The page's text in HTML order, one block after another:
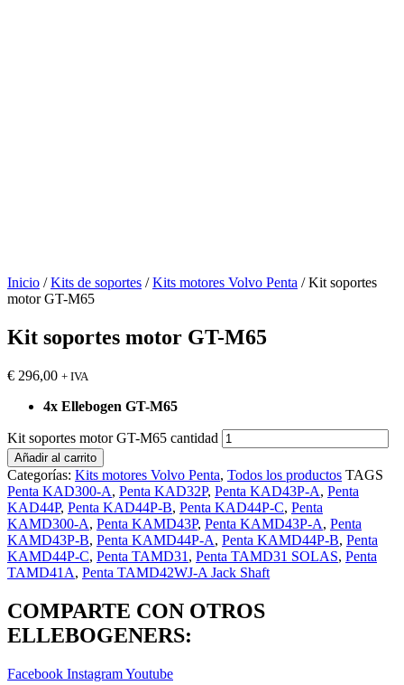
Inicio /Kits de soportes /Kits motores Volvo Penta / Kit soportes
motor GT-M65
Kit soportes motor GT-M65
€ 296,00 + IVA
4x Ellebogen GT-M65
Kit soportes motor GT-M65 cantidad
Añadir al carrito
Categorías: Kits motores Volvo Penta, Todos los productos TAGS
Penta KAD300-A, Penta KAD32P, Penta KAD43P-A, Penta
KAD44P, Penta KAD44P-B, Penta KAD44P-C, Penta
KAMD300-A, Penta KAMD43P, Penta KAMD43P-A, Penta
KAMD43P-B, Penta KAMD44P-A, Penta KAMD44P-B, Penta
KAMD44P-C, Penta TAMD31 , Penta TAMD31 SOLAS, Penta
TAMD41A, Penta TAMD42WJ-A Jack Shaft
COMPARTE CON OTROS
ELLEBOGENERS:
Facebook InstagramYoutube